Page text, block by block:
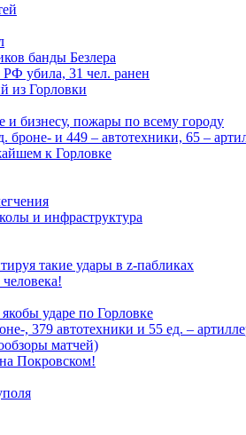
банды Безлера
убила, 31 чел. ранен
из Горловки
и бизнесу, пожары по всему городу
и 449 – автотехники, 65 –
к Горловке
и инфраструктура
такие удары в z-пабликах
ударе по Горловке
379 автотехники и 55 ед. –
матчей)
Покровском!